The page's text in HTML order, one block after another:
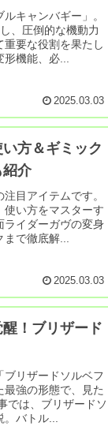
キャンバギー」。
、圧倒的な機動力
要な役割を果たし
機能、必...
2025.03.03
方＆ギミック
紹介
目アイテムです。
使い方をマスターす
ライダーガヴの変身
まで徹底解...
2025.03.03
醒！ブリザード
リザードソルベフ
強の形態で、見た
では、ブリザードソ
。バトル...